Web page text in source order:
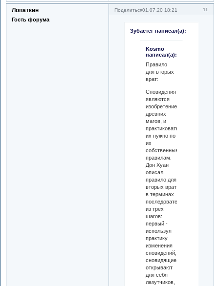
Поделиться 11
01.07.20 18:21
Лопаткин
Гость форума
Зубастег написал(а):
Kosmo
написал(а):
Правило
для вторых
врат:
Сновидения
являются
изобретением
древних
магов, и
практиковать
их нужно по
их
собственным
правилам.
Дон Хуан
описал
правило для
вторых врат
в терминах
последовательности
из трех
шагов:
первый -
используя
практику
изменения
сновидений,
сновидящие
открывают
для себя
лазутчиков,